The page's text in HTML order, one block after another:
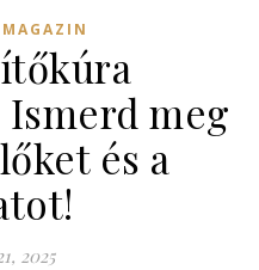
MAGAZIN
Ismerd meg
és a
2025